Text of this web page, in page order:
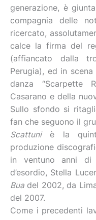
generazione, è
compagnia delle
ricercato,
calce la firma del
(affiancato dalla
Perugia), ed in
danza “Scarpette
Casarano e della
Sullo sfondo si
fan che seguono il
Scattuniè la
produzione
in ventuno anni di
d’esordio, Stella
Bua del 2002, da
del 2007.
Come i precedenti